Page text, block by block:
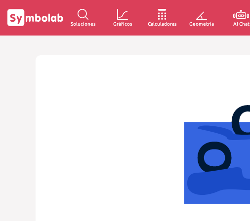
Soluciones Gráficos Calculadoras Geometría AI Chat